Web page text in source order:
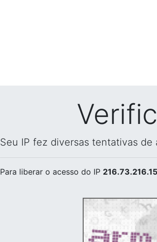
Seu IP fez diversas tentativas
Para liberar o acesso do IP